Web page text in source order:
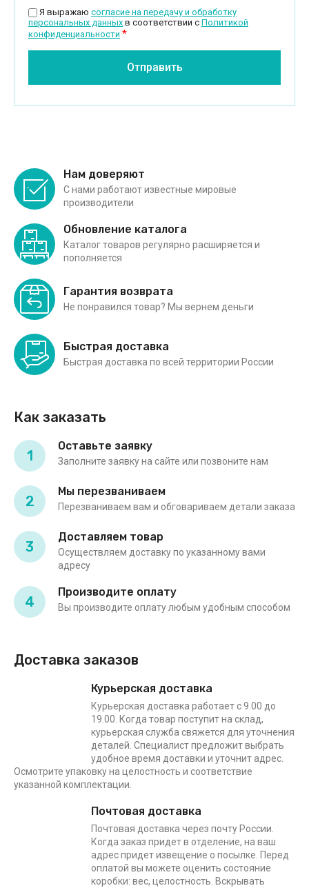
Я выражаю согласие на передачу и обработку
персональных данных в соответствии с Политикой
конфиденциальности *
Отправить
Нам доверяют
С нами работают известные мировые
производители
Обновление каталога
Каталог товаров регулярно расширяется и
пополняется
Гарантия возврата
Не понравился товар? Мы вернем деньги
Быстрая доставка
Быстрая доставка по всей территории России
Как заказать
1
Оставьте заявку
Заполните заявку на сайте или позвоните нам
2
Мы перезваниваем
Перезваниваем вам и обговариваем детали заказа
3
Доставляем товар
Осуществляем доставку по указанному вами
адресу
4
Производите оплату
Вы производите оплату любым удобным способом
Доставка заказов
Курьерская доставка
Курьерская доставка работает с 9.00 до
19.00. Когда товар поступит на склад,
курьерская служба свяжется для уточнения
деталей. Специалист предложит выбрать
удобное время доставки и уточнит адрес.
Осмотрите упаковку на целостность и соответствие
указанной комплектации.
Почтовая доставка
Почтовая доставка через почту России.
Когда заказ придет в отделение, на ваш
адрес придет извещение о посылке. Перед
оплатой вы можете оценить состояние
коробки: вес, целостность. Вскрывать